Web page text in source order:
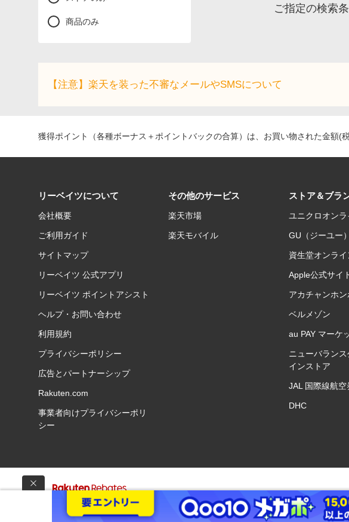
商品のみ
ご指定の検索
【注意】楽天を装った不審なメールやSMSについて
獲得ポイント（各種ボーナス＋ポイントバックの合算）は、お買い物された金額(
リーベイツについて
会社概要
ご利用ガイド
サイトマップ
リーベイツ 公式アプリ
リーベイツ ポイントアシスト
ヘルプ・お問い合わせ
利用規約
プライバシーポリシー
広告とパートナーシップ
Rakuten.com
事業者向けプライバシーポリ
シー
その他のサービス
楽天市場
楽天モバイル
ストア＆ブラ
ユニクロオン
GU（ジーユー）
資生堂オンラ
Apple公式サイ
アカチャンホン
ベルメゾン
au PAY マーケ
ニューバラン
インストア
JAL 国際線航空
DHC